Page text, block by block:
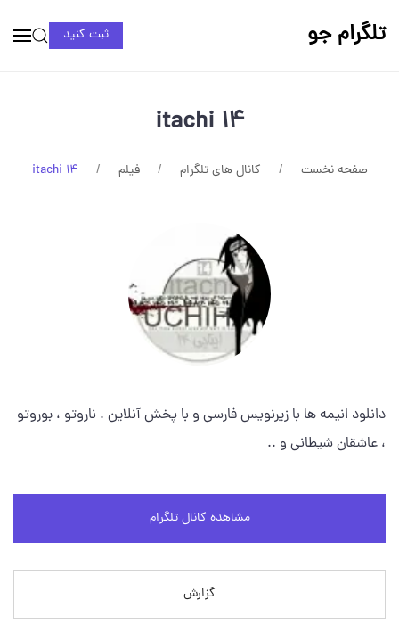
تلگرام جو ثبت کنید
itachi 14
صفحه نخست کانال های تلگرام فیلم itachi 14
دانلود انیمه ها با زیرنویس فارسی و با پخش آنلاین . ناروتو ، بوروتو
، عاشقان شیطانی و ..
مشاهده کانال تلگرام
گزارش